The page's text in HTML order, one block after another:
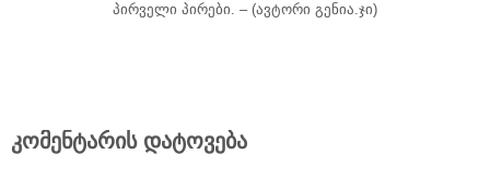
პირველი პირები. – (ავტორი გენია.ჯი)
კომენტარის დატოვება